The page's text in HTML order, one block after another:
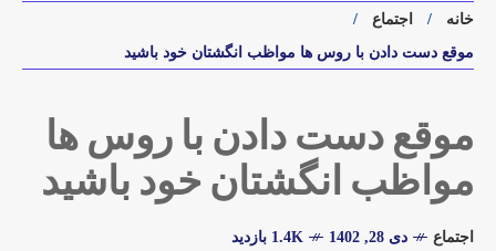
خانه
اجتماع
موقع دست دادن با روس ها مواظب انگشتان خود باشید
موقع دست دادن با روس ها
مواظب انگشتان خود باشید
اجتماع دی 28, 1402 1.4K بازدید